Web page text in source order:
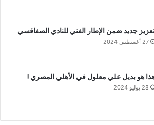
جديد ضمن الإطار الفني للنادي الصفاقسي
27 أغسطس 2024
هو بديل علي معلول في الأهلي المصري !
28 يوليو 2024